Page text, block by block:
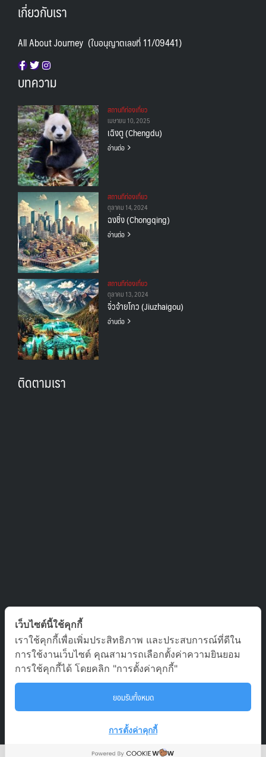
เกี่ยวกับเรา
All About Journey (ใบอนุญาตเลขที่ 11/09441)
บทความ
สถานทีท่องเที่ยว
เมษายน 10, 2025
เฉิงตู (Chengdu)
อ่านต่อ
สถานทีท่องเที่ยว
ตุลาคม 14, 2024
ฉงชิ่ง (Chongqing)
อ่านต่อ
สถานทีท่องเที่ยว
ตุลาคม 13, 2024
จิ่วจ้ายโกว (Jiuzhaigou)
อ่านต่อ
ติดตามเรา
ติดต่อเรา
บริษัท ออล อเบ้าท์ เจอร์นีย์ จำกัด เลขที่ 5/1800 หมู่บ้านประชาชื่น
ซอย สามัคคี 63 ตำบล บางตลาด อำเภอ ปากเกร็ด นนทบุรี 11120
02-980-0203, 081-929-9293
เว็บไซต์นี้ใช้คุกกี้
เราใช้คุกกี้เพื่อเพิ่มประสิทธิภาพ และประสบการณ์ที่ดีใน
การใช้งานเว็บไซต์ คุณสามารถเลือกตั้งค่าความยินยอม
การใช้คุกกี้ได้ โดยคลิก "การตั้งค่าคุกกี้"
ยอมรับทั้งหมด
การตั้งค่าคุกกี้